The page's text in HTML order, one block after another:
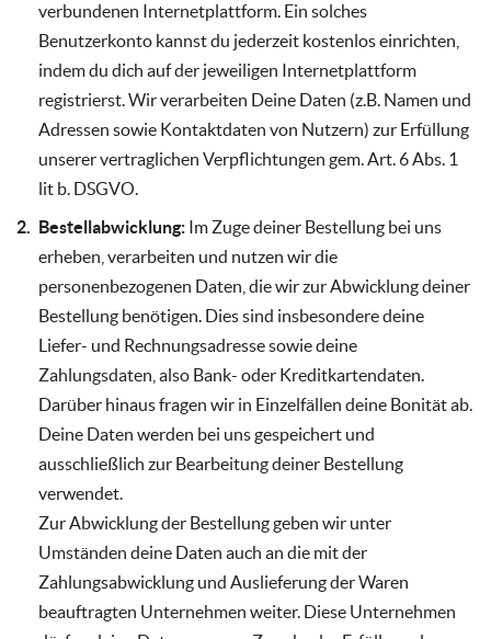
verbundenen Internetplattform. Ein solches
Benutzerkonto kannst du jederzeit kostenlos einrichten,
indem du dich auf der jeweiligen Internetplattform
registrierst. Wir verarbeiten Deine Daten (z.B. Namen und
Adressen sowie Kontaktdaten von Nutzern) zur Erfüllung
unserer vertraglichen Verpflichtungen gem. Art. 6 Abs. 1
lit b. DSGVO.
Bestellabwicklung: Im Zuge deiner Bestellung bei uns
erheben, verarbeiten und nutzen wir die
personenbezogenen Daten, die wir zur Abwicklung deiner
Bestellung benötigen. Dies sind insbesondere deine
Liefer- und Rechnungsadresse sowie deine
Zahlungsdaten, also Bank- oder Kreditkartendaten.
Darüber hinaus fragen wir in Einzelfällen deine Bonität ab.
Deine Daten werden bei uns gespeichert und
ausschließlich zur Bearbeitung deiner Bestellung
verwendet.
Zur Abwicklung der Bestellung geben wir unter
Umständen deine Daten auch an die mit der
Zahlungsabwicklung und Auslieferung der Waren
beauftragten Unternehmen weiter. Diese Unternehmen